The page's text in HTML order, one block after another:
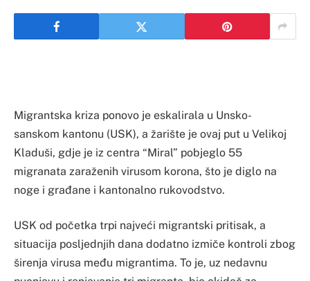
Migrantska kriza ponovo je eskalirala u Unsko-
sanskom kantonu (USK), a žarište je ovaj put u Velikoj
Kladuši, gdje je iz centra “Miral” pobjeglo 55
migranata zaraženih virusom korona, što je diglo na
noge i građane i kantonalno rukovodstvo.
USK od početka trpi najveći migrantski pritisak, a
situacija posljednjih dana dodatno izmiče kontroli zbog
širenja virusa među migrantima. To je, uz nedavnu